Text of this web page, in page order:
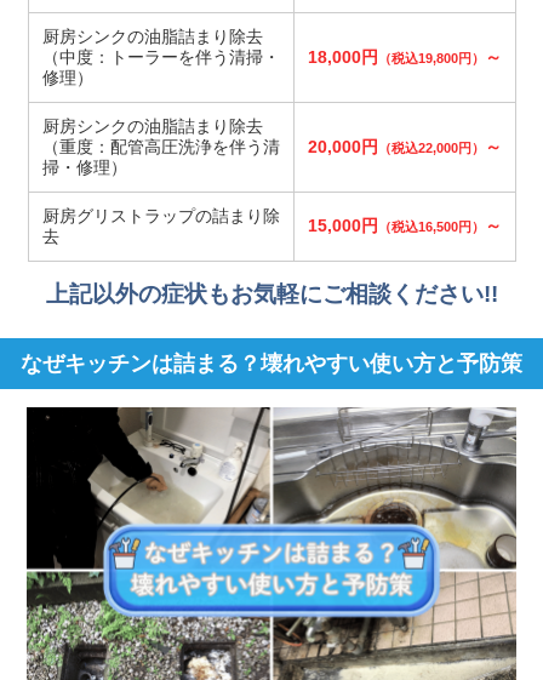
厨房シンクの油脂詰まり除去
（中度：トーラーを伴う清掃・
修理）
18,000円 （税込19,800円） ～
厨房シンクの油脂詰まり除去
（重度：配管高圧洗浄を伴う清
掃・修理）
20,000円 （税込22,000円） ～
厨房グリストラップの詰まり除
去
15,000円 （税込16,500円） ～
上記以外の症状もお気軽にご相談ください!!
なぜキッチンは詰まる？壊れやすい使い方と予防策